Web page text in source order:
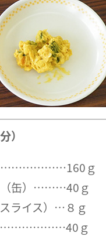
）
ｇ
（缶）………40ｇ
ライス）…８ｇ
ｇ